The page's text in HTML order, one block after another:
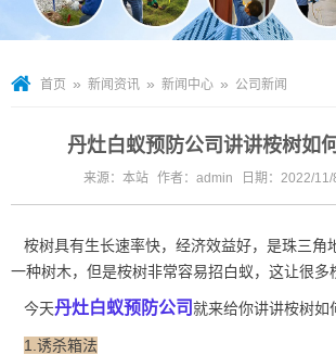
首页 » 新闻资讯 » 新闻中心 » 公司新闻
丹灶白蚁预防公司讲讲桉树如
来源：本站 作者：admin 日期：2022/11/
桉树具有生长速率快，经济效益好，是珠三角
一种树木，但是桉树非常容易招白蚁，这让很多
今天丹灶白蚁预防公司就来给你讲讲桉树如
1.诱杀箱法